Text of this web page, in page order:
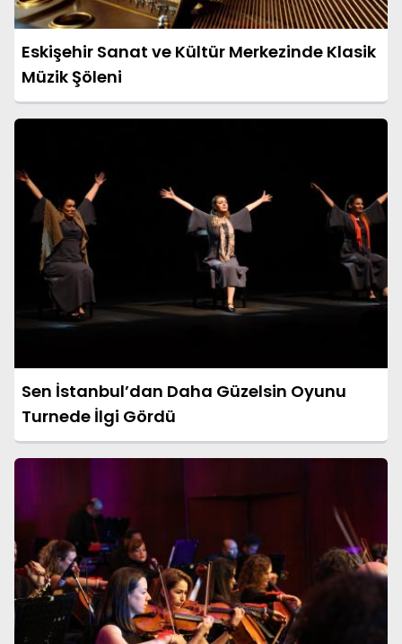
Eskişehir Sanat ve Kültür Merkezinde Klasik
Müzik Şöleni
Sen İstanbul’dan Daha Güzelsin Oyunu
Turnede İlgi Gördü